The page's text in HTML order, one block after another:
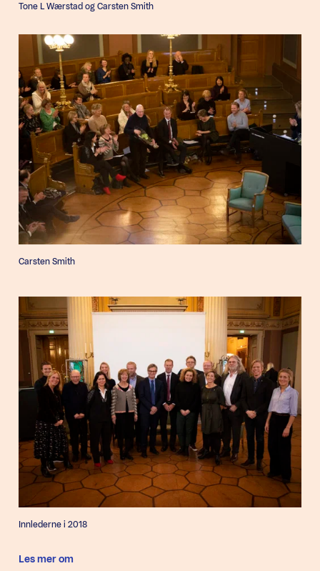
Tone L Wærstad og Carsten Smith
Carsten Smith
Innlederne i 2018
Les mer om